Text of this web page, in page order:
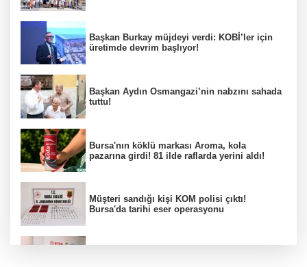
Başkan Burkay müjdeyi verdi: KOBİ’ler için
üretimde devrim başlıyor!
Başkan Aydın Osmangazi’nin nabzını sahada
tuttu!
Bursa'nın köklü markası Aroma, kola
pazarına girdi! 81 ilde raflarda yerini aldı!
Müşteri sandığı kişi KOM polisi çıktı!
Bursa'da tarihi eser operasyonu